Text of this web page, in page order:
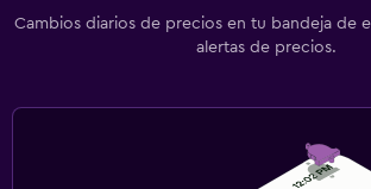
Cambios diarios de precios en tu bandeja de
alertas de precios.